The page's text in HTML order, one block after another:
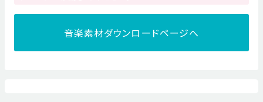
音楽素材ダウンロードページへ